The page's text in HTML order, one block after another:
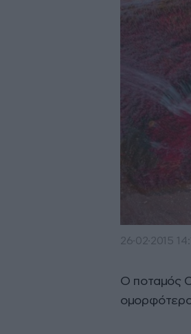
26·02·2015
Ο ποταμός